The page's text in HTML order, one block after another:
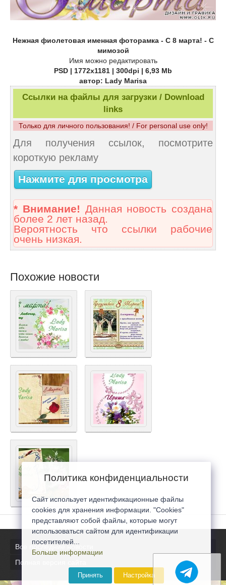
Нежная фиолетовая именная фоторамка - С 8 марта! - С
мимозой
Имя можно редактировать
PSD | 1772x1181 | 300dpi | 6,93 Mb
автор: Lady Marisa
Ссылки на файлы для загрузки / Download
links
Только для личного пользования! / For personal use only!
Для получения ссылок, посмотрите
короткую рекламу
Нажмите для просмотра
* Внимание! Данная новость создана
более 2 лет назад.
Вероятность что ссылки рабочие
очень низкая.
Похожие новости
Все последние новости
Полная версия сайта
Политика конфиденциальности
Сайт использует идентификационные файлы
cookies для хранения информации. "Cookies"
представляют собой файлы, которые могут
использоваться сайтом для идентификации
посетителей...
Больше информации
Принять Настройка